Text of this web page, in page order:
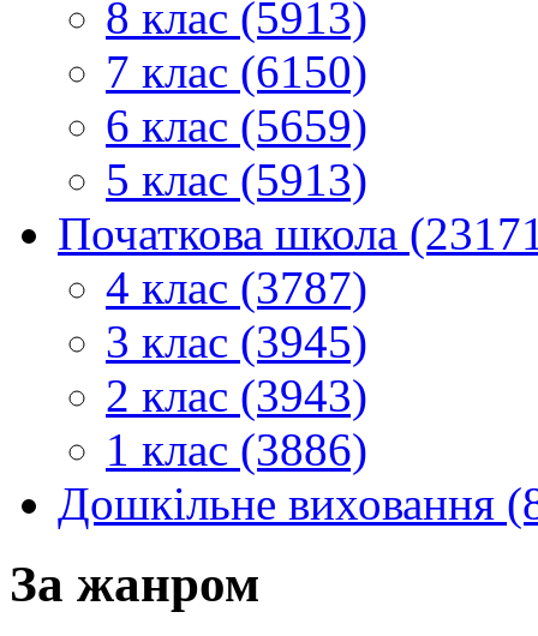
8 клас (5913)
7 клас (6150)
6 клас (5659)
5 клас (5913)
Початкова школа
4 клас (3787)
3 клас (3945)
2 клас (3943)
1 клас (3886)
Дошкільне виховання
За жанром